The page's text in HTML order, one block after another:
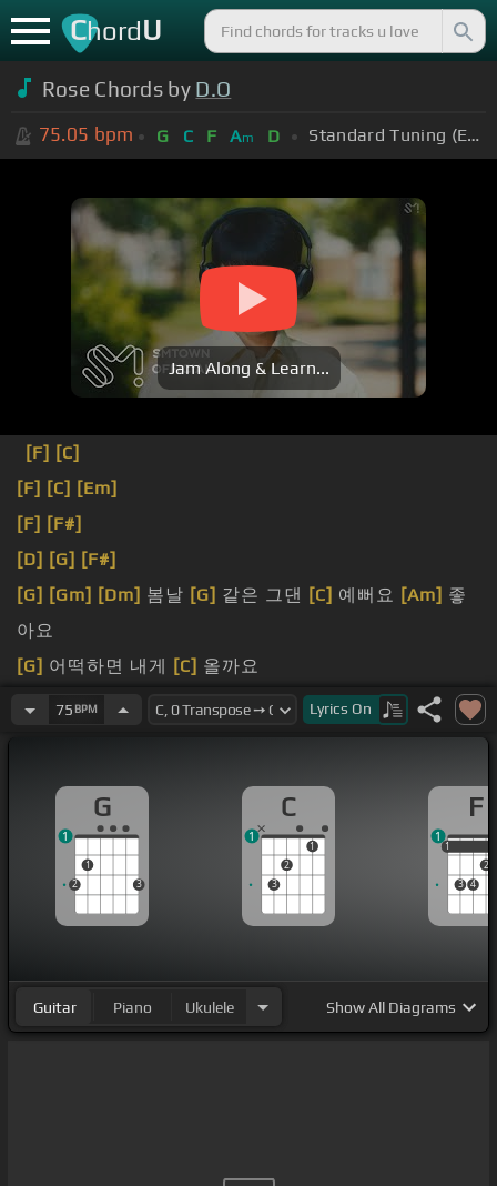
ChordU
Rose Chords by D.O
75.05 bpm G C F Am D Standard Tuning (EADGBE)
Jam Along & Learn...
[F] [C]
[F] [C] [Em]
[F] [F#]
[D] [G] [F#]
[G] [Gm] [Dm] 봄날 [G] 같은 그댄 [C] 예뻐요 [Am] 좋
아요
[G] 어떡하면 내게 [C] 올까요
모습이
75 BPM Lyrics On
G
2
1
3
1
C
3
2
1
1
F
1
3 4
2
1
1
Guitar Piano Ukulele ShowAll Diagrams